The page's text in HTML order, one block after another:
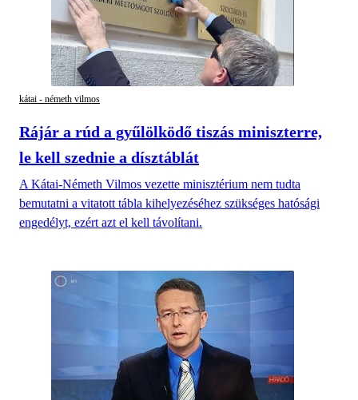
kátai - németh vilmos
Rájár a rúd a gyűlölködő tiszás miniszterre,
le kell szednie a dísztáblát
A Kátai-Németh Vilmos vezette minisztérium nem tudta
bemutatni a vitatott tábla kihelyezéséhez szükséges hatósági
engedélyt, ezért azt el kell távolítani.